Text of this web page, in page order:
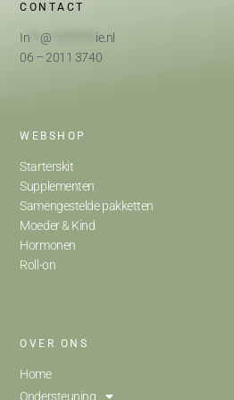
CONTACT
In @
ie.nl
06 – 2011 3740
WEBSHOP
Starterskit
Supplementen
Samengestelde pakketten
Moeder & Kind
Hormonen
Roll-on
OVER ONS
Home
Ondersteuning